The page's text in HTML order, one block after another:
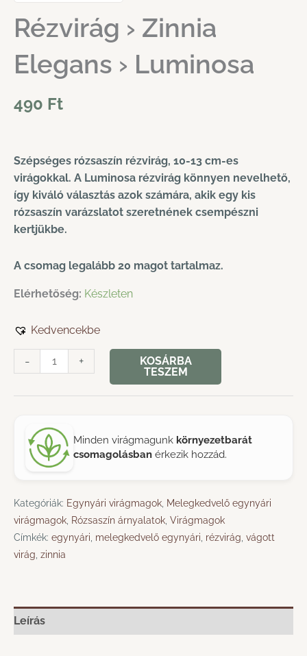
Rézvirág › Zinnia
Elegans › Luminosa
490 Ft
Szépséges rózsaszín rézvirág, 10-13 cm-es
virágokkal. A Luminosa rézvirág könnyen nevelhető,
így kiváló választás azok számára, akik egy kis
rózsaszín varázslatot szeretnének csempészni
kertjükbe.
A csomag legalább 20 magot tartalmaz.
Elérhetőség: Készleten
Kedvencekbe
-
Rézvirág
›
Luminosa
mennyiség
+
KOSÁRBA
TESZEM
Minden virágmagunk környezetbarát
csomagolásban érkezik hozzád.
Kategóriák: Egynyári virágmagok Melegkedvelő egynyári
virágmagok Rózsaszín árnyalatok Virágmagok
Címkék: egynyári melegkedvelő egynyári rézvirág vágott
virág zinnia
Leírás